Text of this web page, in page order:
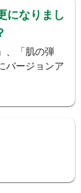
在し、交感
ています。
は、主に温暖
にはもう新芽
、栄養価の高
になりまし
、「肌の弾
バージョンア